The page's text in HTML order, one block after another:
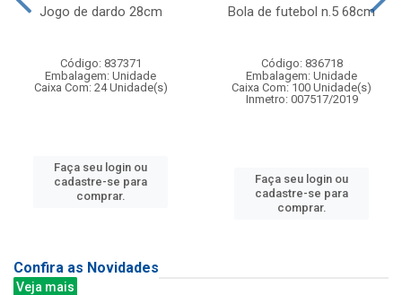
Jogo de dardo 28cm
Código: 837371
Embalagem: Unidade
Caixa Com: 24 Unidade(s)
Faça seu login ou
cadastre-se para
comprar.
Bola de futebol n.5 68cm
Código: 836718
Embalagem: Unidade
Caixa Com: 100 Unidade(s)
Inmetro: 007517/2019
Faça seu login ou
cadastre-se para
comprar.
Confira as Novidades
Veja mais